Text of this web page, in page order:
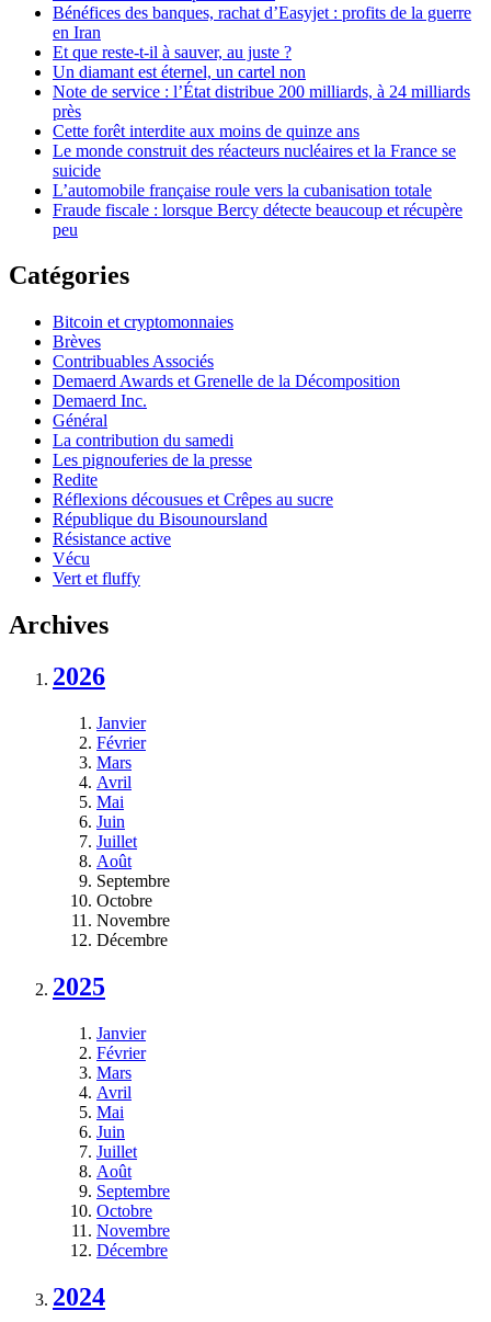
Bénéfices des banques, rachat d’Easyjet : profits de la guerre
en Iran
Et que reste-t-il à sauver, au juste ?
Un diamant est éternel, un cartel non
Note de service : l’État distribue 200 milliards, à 24 milliards
près
Cette forêt interdite aux moins de quinze ans
Le monde construit des réacteurs nucléaires et la France se
suicide
L’automobile française roule vers la cubanisation totale
Fraude fiscale : lorsque Bercy détecte beaucoup et récupère
peu
Catégories
Bitcoin et cryptomonnaies
Brèves
Contribuables Associés
Demaerd Awards et Grenelle de la Décomposition
Demaerd Inc.
Général
La contribution du samedi
Les pignouferies de la presse
Redite
Réflexions décousues et Crêpes au sucre
République du Bisounoursland
Résistance active
Vécu
Vert et fluffy
Archives
2026
Janvier
Février
Mars
Avril
Mai
Juin
Juillet
Août
Septembre
Octobre
Novembre
Décembre
2025
Janvier
Février
Mars
Avril
Mai
Juin
Juillet
Août
Septembre
Octobre
Novembre
Décembre
2024